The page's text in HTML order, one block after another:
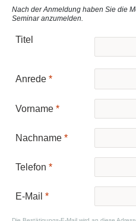
Nach der Anmeldung haben Sie die
Seminar anzumelden.
Titel
Anrede
Vorname
Nachname
Telefon
E-Mail